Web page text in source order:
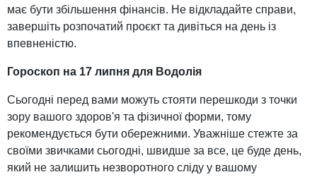
має бути збільшення фінансів. Не відкладайте справи,
завершіть розпочатий проєкт та дивіться на день із
впевненістю.
Гороскоп на 17 липня для Водолія
Сьогодні перед вами можуть стояти перешкоди з точки
зору вашого здоров'я та фізичної форми, тому
рекомендується бути обережними. Уважніше стежте за
своїми звичками сьогодні, швидше за все, це буде день,
який не залишить незворотного сліду у вашому